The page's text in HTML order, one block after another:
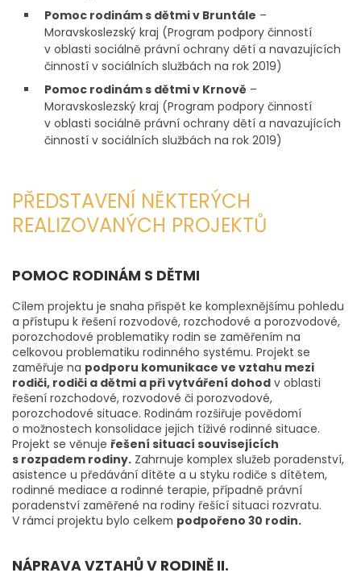
Pomoc rodinám s dětmi v Bruntále –
Moravskoslezský kraj (Program podpory činností
v oblasti sociálně právní ochrany dětí a navazujících
činností v sociálních službách na rok 2019)
Pomoc rodinám s dětmi v Krnově –
Moravskoslezský kraj (Program podpory činností
v oblasti sociálně právní ochrany dětí a navazujících
činností v sociálních službách na rok 2019)
PŘEDSTAVENÍ NĚKTERÝCH
REALIZOVANÝCH PROJEKTŮ
POMOC RODINÁM S DĚTMI
Cílem projektu je snaha přispět ke komplexnějšímu pohledu
a přístupu k řešení rozvodové, rozchodové a porozvodové,
porozchodové problematiky rodin se zaměřením na
celkovou problematiku rodinného systému. Projekt se
zaměřuje na podporu komunikace ve vztahu mezi
rodiči, rodiči a dětmi a při vytváření dohod v oblasti
řešení rozchodové, rozvodové či porozvodové,
porozchodové situace. Rodinám rozšiřuje povědomí
o možnostech konsolidace jejich tíživé rodinné situace.
Projekt se věnuje řešení situací souvisejících
s rozpadem rodiny. Zahrnuje komplex služeb poradenství,
asistence u předávání dítěte a u styku rodiče s dítětem,
rodinné mediace a rodinné terapie, případně právní
poradenství zaměřené na rodiny řešící situaci rozvratu.
V rámci projektu bylo celkem podpořeno 30 rodin.
NÁPRAVA VZTAHŮ V RODINĚ II.